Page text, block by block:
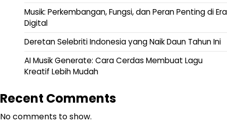
Musik: Perkembangan, Fungsi, dan Peran Penting di Era
Digital
Deretan Selebriti Indonesia yang Naik Daun Tahun Ini
AI Musik Generate: Cara Cerdas Membuat Lagu
Kreatif Lebih Mudah
Recent Comments
No comments to show.